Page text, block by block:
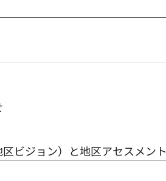
ビジョン）と地区アセスメント